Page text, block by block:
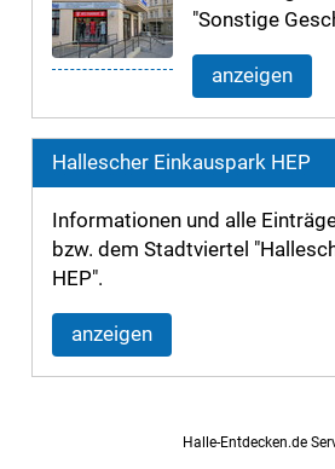
"Sonstige
anzeigen
Hallescher Einkauspark HEP
Informationen und alle
bzw. dem Stadtviertel
HEP".
anzeigen
Halle-Entdecken.de